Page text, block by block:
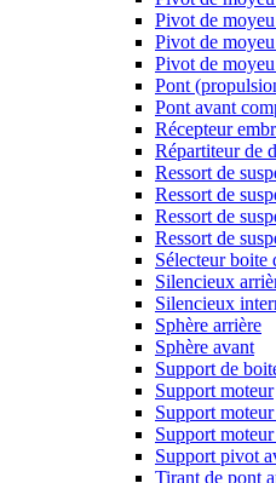
Pivot de
Pivot de
Pivot de
Pont
Pont avant
Récepteur
Répartiteur de
Ressort de
Ressort de
Ressort de
Ressort de
Sélecteur boite
Silencieux
Silencieux
Sphère arrière
Sphère avant
Support de
Support moteur
Support
Support
Support pivot
Tirant de pont